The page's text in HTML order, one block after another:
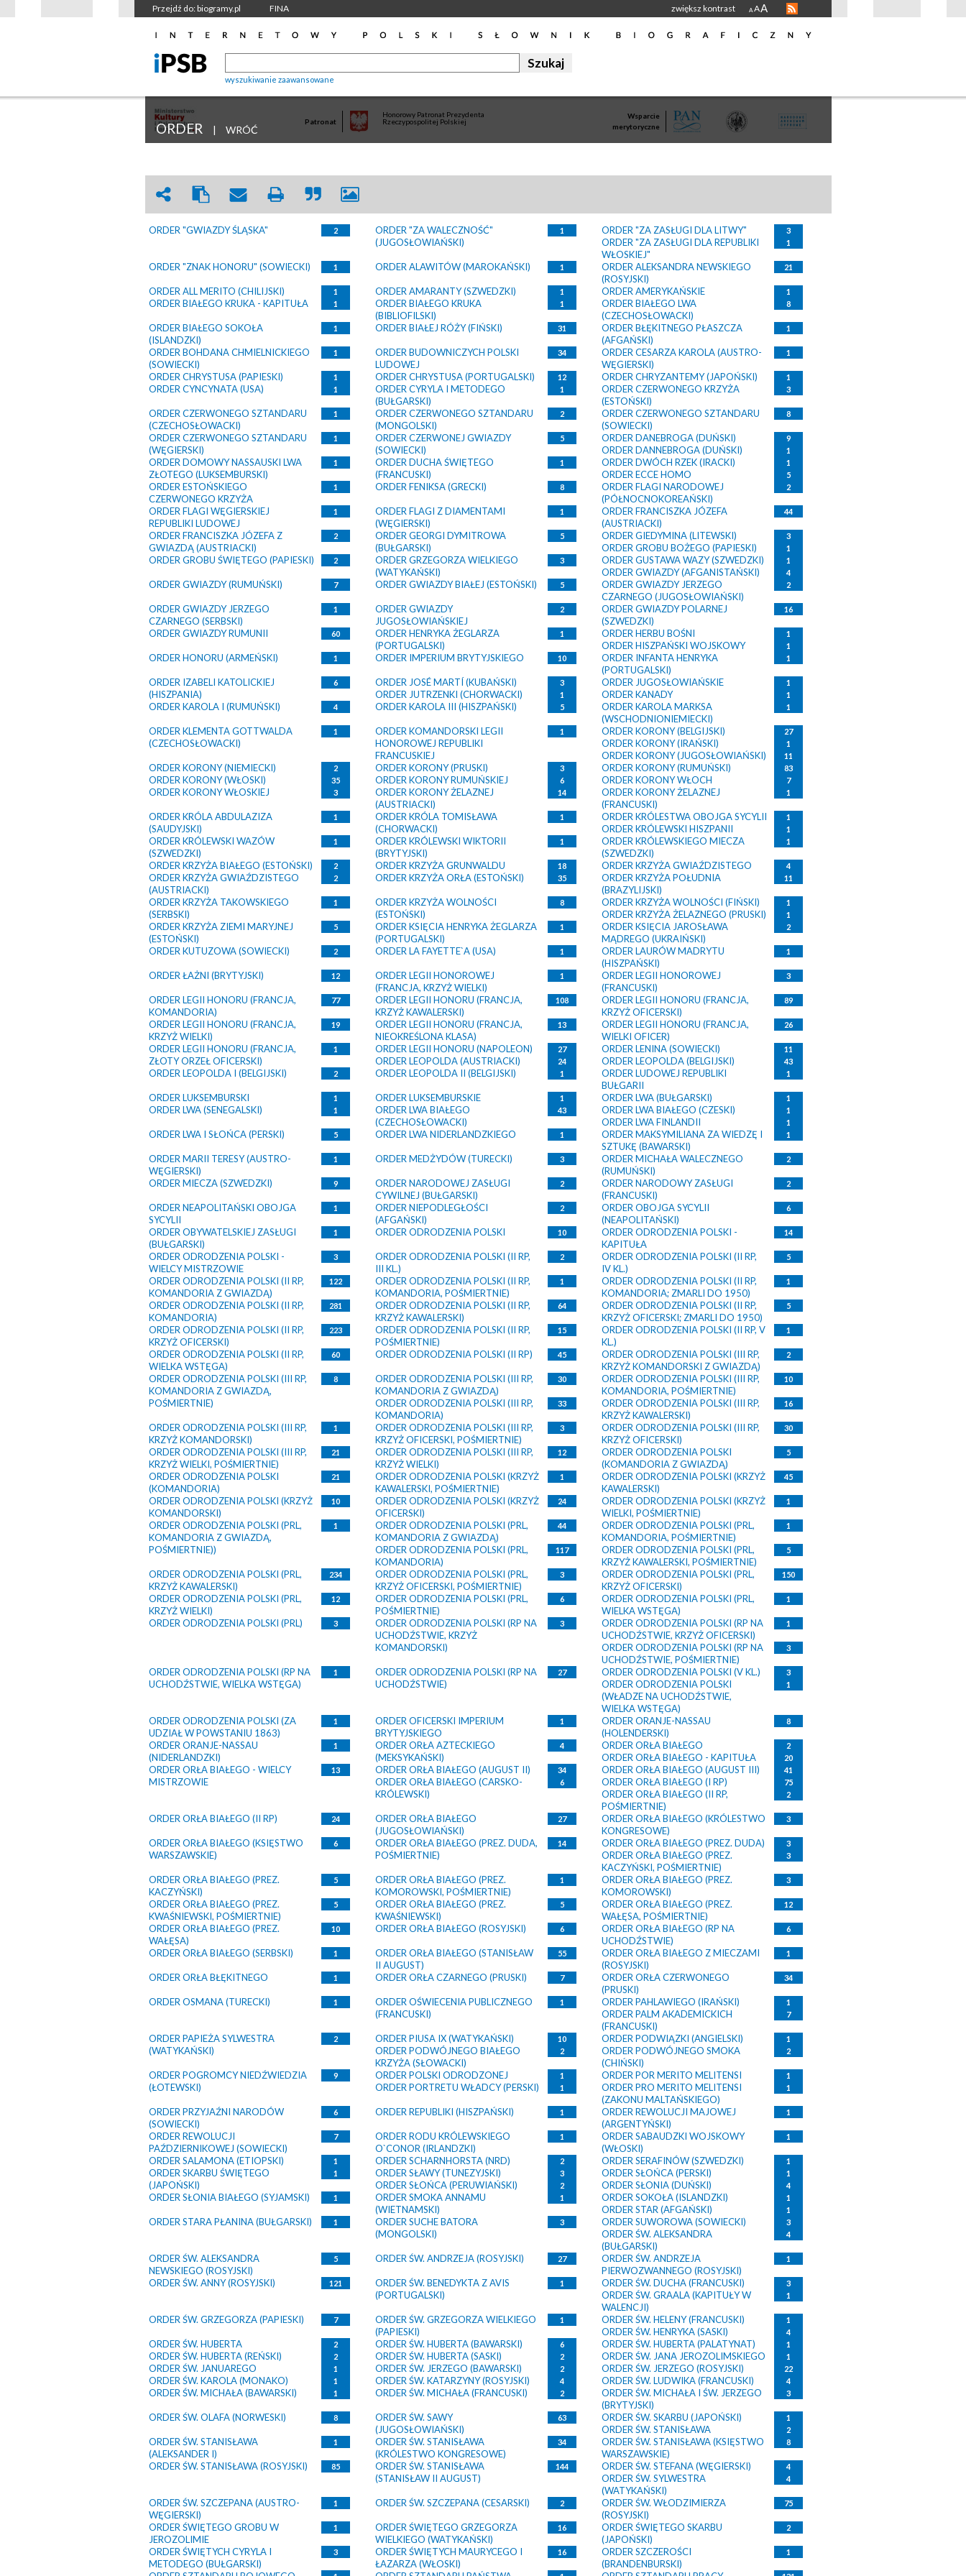
Przejdź do: biogramy.pl FINA zwiększ kontrast A AA
wyszukiwanie zaawansowane
Patronat
Honorowy Patronat Prezydenta
Rzeczypospolitej Polskiej
Wsparcie
merytoryczne
ORDER | WRÓĆ
ORDER "GWIAZDY ŚLĄSKA" 2
ORDER "ZA WALECZNOŚĆ"
(JUGOSŁOWIAŃSKI)
1 ORDER "ZA ZASŁUGI DLA LITWY" 3
ORDER "ZA ZASŁUGI DLA REPUBLIKI
WŁOSKIEJ"
1
ORDER "ZNAK HONORU" (SOWIECKI) 1 ORDER ALAWITÓW (MAROKAŃSKI) 1
ORDER ALEKSANDRA NEWSKIEGO
(ROSYJSKI)
21
ORDER ALL MERITO (CHILIJSKI) 1 ORDER AMARANTY (SZWEDZKI) 1 ORDER AMERYKAŃSKIE 1
ORDER BIAŁEGO KRUKA - KAPITUŁA 1
ORDER BIAŁEGO KRUKA
(BIBLIOFILSKI)
1
ORDER BIAŁEGO LWA
(CZECHOSŁOWACKI)
8
ORDER BIAŁEGO SOKOŁA
(ISLANDZKI)
1 ORDER BIAŁEJ RÓŻY (FIŃSKI) 31
ORDER BŁĘKITNEGO PŁASZCZA
(AFGAŃSKI)
1
ORDER BOHDANA CHMIELNICKIEGO
(SOWIECKI)
1
ORDER BUDOWNICZYCH POLSKI
LUDOWEJ
34
ORDER CESARZA KAROLA (AUSTRO-
WĘGIERSKI)
1
ORDER CHRYSTUSA (PAPIESKI) 1 ORDER CHRYSTUSA (PORTUGALSKI) 12 ORDER CHRYZANTEMY (JAPOŃSKI) 1
ORDER CYNCYNATA (USA) 1
ORDER CYRYLA I METODEGO
(BUŁGARSKI)
1
ORDER CZERWONEGO KRZYŻA
(ESTOŃSKI)
3
ORDER CZERWONEGO SZTANDARU
(CZECHOSŁOWACKI)
1
ORDER CZERWONEGO SZTANDARU
(MONGOLSKI)
2
ORDER CZERWONEGO SZTANDARU
(SOWIECKI)
8
ORDER CZERWONEGO SZTANDARU
(WĘGIERSKI)
1
ORDER CZERWONEJ GWIAZDY
(SOWIECKI)
5 ORDER DANEBROGA (DUŃSKI) 9
ORDER DANNEBROGA (DUŃSKI) 1
ORDER DOMOWY NASSAUSKI LWA
ZŁOTEGO (LUKSEMBURSKI)
1
ORDER DUCHA ŚWIĘTEGO
(FRANCUSKI)
1 ORDER DWÓCH RZEK (IRACKI) 1
ORDER ECCE HOMO 5
ORDER ESTOŃSKIEGO
CZERWONEGO KRZYŻA
1 ORDER FENIKSA (GRECKI) 8
ORDER FLAGI NARODOWEJ
(PÓŁNOCNOKOREAŃSKI)
2
ORDER FLAGI WĘGIERSKIEJ
REPUBLIKI LUDOWEJ
1
ORDER FLAGI Z DIAMENTAMI
(WĘGIERSKI)
1
ORDER FRANCISZKA JÓZEFA
(AUSTRIACKI)
44
ORDER FRANCISZKA JÓZEFA Z
GWIAZDĄ (AUSTRIACKI)
2
ORDER GEORGI DYMITROWA
(BUŁGARSKI)
5 ORDER GIEDYMINA (LITEWSKI) 3
ORDER GROBU BOŻEGO (PAPIESKI) 1
ORDER GROBU ŚWIĘTEGO (PAPIESKI) 2
ORDER GRZEGORZA WIELKIEGO
(WATYKAŃSKI)
3 ORDER GUSTAWA WAZY (SZWEDZKI) 1
ORDER GWIAZDY (AFGANISTAŃSKI) 4
ORDER GWIAZDY (RUMUŃSKI) 7 ORDER GWIAZDY BIAŁEJ (ESTOŃSKI) 5
ORDER GWIAZDY JERZEGO
CZARNEGO (JUGOSŁOWIAŃSKI)
2
ORDER GWIAZDY JERZEGO
CZARNEGO (SERBSKI)
1
ORDER GWIAZDY
JUGOSŁOWIAŃSKIEJ
2
ORDER GWIAZDY POLARNEJ
(SZWEDZKI)
16
ORDER GWIAZDY RUMUNII 60
ORDER HENRYKA ŻEGLARZA
(PORTUGALSKI)
1 ORDER HERBU BOŚNI 1
ORDER HISZPAŃSKI WOJSKOWY 1
ORDER HONORU (ARMEŃSKI) 1 ORDER IMPERIUM BRYTYJSKIEGO 10
ORDER INFANTA HENRYKA
(PORTUGALSKI)
1
ORDER IZABELI KATOLICKIEJ
(HISZPANIA)
6 ORDER JOSÉ MARTÍ (KUBAŃSKI) 3 ORDER JUGOSŁOWIAŃSKIE 1
ORDER JUTRZENKI (CHORWACKI) 1 ORDER KANADY 1
ORDER KAROLA I (RUMUŃSKI) 4 ORDER KAROLA III (HISZPAŃSKI) 5
ORDER KAROLA MARKSA
(WSCHODNIONIEMIECKI)
1
ORDER KLEMENTA GOTTWALDA
(CZECHOSŁOWACKI)
1
ORDER KOMANDORSKI LEGII
HONOROWEJ REPUBLIKI
FRANCUSKIEJ
1 ORDER KORONY (BELGIJSKI) 27
ORDER KORONY (IRAŃSKI) 1
ORDER KORONY (JUGOSŁOWIAŃSKI) 11
ORDER KORONY (NIEMIECKI) 2 ORDER KORONY (PRUSKI) 3 ORDER KORONY (RUMUŃSKI) 83
ORDER KORONY (WŁOSKI) 35 ORDER KORONY RUMUŃSKIEJ 6 ORDER KORONY WŁOCH 7
ORDER KORONY WŁOSKIEJ 3
ORDER KORONY ŻELAZNEJ
(AUSTRIACKI)
14
ORDER KORONY ŻELAZNEJ
(FRANCUSKI)
1
ORDER KRÓLA ABDULAZIZA
(SAUDYJSKI)
1
ORDER KRÓLA TOMISŁAWA
(CHORWACKI)
1 ORDER KRÓLESTWA OBOJGA SYCYLII 1
ORDER KRÓLEWSKI HISZPANII 1
ORDER KRÓLEWSKI WAZÓW
(SZWEDZKI)
1
ORDER KRÓLEWSKI WIKTORII
(BRYTYJSKI)
1
ORDER KRÓLEWSKIEGO MIECZA
(SZWEDZKI)
1
ORDER KRZYŻA BIAŁEGO (ESTOŃSKI) 2 ORDER KRZYŻA GRUNWALDU 18 ORDER KRZYŻA GWIAŹDZISTEGO 4
ORDER KRZYŻA GWIAŹDZISTEGO
(AUSTRIACKI)
2 ORDER KRZYŻA ORŁA (ESTOŃSKI) 35
ORDER KRZYŻA POŁUDNIA
(BRAZYLIJSKI)
11
ORDER KRZYŻA TAKOWSKIEGO
(SERBSKI)
1
ORDER KRZYŻA WOLNOŚCI
(ESTOŃSKI)
8 ORDER KRZYŻA WOLNOŚCI (FIŃSKI) 1
ORDER KRZYŻA ŻELAZNEGO (PRUSKI) 1
ORDER KRZYŻA ZIEMI MARYJNEJ
(ESTOŃSKI)
5
ORDER KSIĘCIA HENRYKA ŻEGLARZA
(PORTUGALSKI)
1
ORDER KSIĘCIA JAROSŁAWA
MĄDREGO (UKRAIŃSKI)
2
ORDER KUTUZOWA (SOWIECKI) 2 ORDER LA FAYETTE`A (USA) 1
ORDER LAURÓW MADRYTU
(HISZPAŃSKI)
1
ORDER ŁAŻNI (BRYTYJSKI) 12
ORDER LEGII HONOROWEJ
(FRANCJA, KRZYŻ WIELKI)
1
ORDER LEGII HONOROWEJ
(FRANCUSKI)
3
ORDER LEGII HONORU (FRANCJA,
KOMANDORIA)
77
ORDER LEGII HONORU (FRANCJA,
KRZYŻ KAWALERSKI)
108
ORDER LEGII HONORU (FRANCJA,
KRZYŻ OFICERSKI)
89
ORDER LEGII HONORU (FRANCJA,
KRZYŻ WIELKI)
19
ORDER LEGII HONORU (FRANCJA,
NIEOKREŚLONA KLASA)
13
ORDER LEGII HONORU (FRANCJA,
WIELKI OFICER)
26
ORDER LEGII HONORU (FRANCJA,
ZŁOTY ORZEŁ OFICERSKI)
1 ORDER LEGII HONORU (NAPOLEON) 27 ORDER LENINA (SOWIECKI) 11
ORDER LEOPOLDA (AUSTRIACKI) 24 ORDER LEOPOLDA (BELGIJSKI) 43
ORDER LEOPOLDA I (BELGIJSKI) 2 ORDER LEOPOLDA II (BELGIJSKI) 1
ORDER LUDOWEJ REPUBLIKI
BUŁGARII
1
ORDER LUKSEMBURSKI 1 ORDER LUKSEMBURSKIE 1 ORDER LWA (BUŁGARSKI) 1
ORDER LWA (SENEGALSKI) 1
ORDER LWA BIAŁEGO
(CZECHOSŁOWACKI)
43 ORDER LWA BIAŁEGO (CZESKI) 1
ORDER LWA FINLANDII 1
ORDER LWA I SŁOŃCA (PERSKI) 5 ORDER LWA NIDERLANDZKIEGO 1
ORDER MAKSYMILIANA ZA WIEDZĘ I
SZTUKĘ (BAWARSKI)
1
ORDER MARII TERESY (AUSTRO-
WĘGIERSKI)
1 ORDER MEDŻYDÓW (TURECKI) 3
ORDER MICHAŁA WALECZNEGO
(RUMUŃSKI)
2
ORDER MIECZA (SZWEDZKI) 9
ORDER NARODOWEJ ZASŁUGI
CYWILNEJ (BUŁGARSKI)
2
ORDER NARODOWY ZASŁUGI
(FRANCUSKI)
2
ORDER NEAPOLITAŃSKI OBOJGA
SYCYLII
1
ORDER NIEPODLEGŁOŚCI
(AFGAŃSKI)
2
ORDER OBOJGA SYCYLII
(NEAPOLITAŃSKI)
6
ORDER OBYWATELSKIEJ ZASŁUGI
(BUŁGARSKI)
1 ORDER ODRODZENIA POLSKI 10
ORDER ODRODZENIA POLSKI -
KAPITUŁA
14
ORDER ODRODZENIA POLSKI -
WIELCY MISTRZOWIE
3
ORDER ODRODZENIA POLSKI (II RP,
III KL.)
2
ORDER ODRODZENIA POLSKI (II RP,
IV KL.)
5
ORDER ODRODZENIA POLSKI (II RP,
KOMANDORIA Z GWIAZDĄ)
122
ORDER ODRODZENIA POLSKI (II RP,
KOMANDORIA, POŚMIERTNIE)
1
ORDER ODRODZENIA POLSKI (II RP,
KOMANDORIA; ZMARLI DO 1950)
1
ORDER ODRODZENIA POLSKI (II RP,
KOMANDORIA)
281
ORDER ODRODZENIA POLSKI (II RP,
KRZYŻ KAWALERSKI)
64
ORDER ODRODZENIA POLSKI (II RP,
KRZYŻ OFICERSKI; ZMARLI DO 1950)
5
ORDER ODRODZENIA POLSKI (II RP,
KRZYŻ OFICERSKI)
223
ORDER ODRODZENIA POLSKI (II RP,
POŚMIERTNIE)
15
ORDER ODRODZENIA POLSKI (II RP, V
KL.)
1
ORDER ODRODZENIA POLSKI (II RP,
WIELKA WSTĘGA)
60 ORDER ODRODZENIA POLSKI (II RP) 45
ORDER ODRODZENIA POLSKI (III RP,
KRZYŻ KOMANDORSKI Z GWIAZDĄ)
2
ORDER ODRODZENIA POLSKI (III RP,
KOMANDORIA Z GWIAZDĄ,
POŚMIERTNIE)
8
ORDER ODRODZENIA POLSKI (III RP,
KOMANDORIA Z GWIAZDĄ)
30
ORDER ODRODZENIA POLSKI (III RP,
KOMANDORIA, POŚMIERTNIE)
10
ORDER ODRODZENIA POLSKI (III RP,
KOMANDORIA)
33
ORDER ODRODZENIA POLSKI (III RP,
KRZYŻ KAWALERSKI)
16
ORDER ODRODZENIA POLSKI (III RP,
KRZYŻ KOMANDORSKI)
1
ORDER ODRODZENIA POLSKI (III RP,
KRZYŻ OFICERSKI, POŚMIERTNIE)
3
ORDER ODRODZENIA POLSKI (III RP,
KRZYŻ OFICERSKI)
30
ORDER ODRODZENIA POLSKI (III RP,
KRZYŻ WIELKI, POŚMIERTNIE)
21
ORDER ODRODZENIA POLSKI (III RP,
KRZYŻ WIELKI)
12
ORDER ODRODZENIA POLSKI
(KOMANDORIA Z GWIAZDĄ)
5
ORDER ODRODZENIA POLSKI
(KOMANDORIA)
21
ORDER ODRODZENIA POLSKI (KRZYŻ
KAWALERSKI, POŚMIERTNIE)
1
ORDER ODRODZENIA POLSKI (KRZYŻ
KAWALERSKI)
45
ORDER ODRODZENIA POLSKI (KRZYŻ
KOMANDORSKI)
10
ORDER ODRODZENIA POLSKI (KRZYŻ
OFICERSKI)
24
ORDER ODRODZENIA POLSKI (KRZYŻ
WIELKI, POŚMIERTNIE)
1
ORDER ODRODZENIA POLSKI (PRL,
KOMANDORIA Z GWIAZDĄ,
POŚMIERTNIE))
1
ORDER ODRODZENIA POLSKI (PRL,
KOMANDORIA Z GWIAZDĄ)
44
ORDER ODRODZENIA POLSKI (PRL,
KOMANDORIA, POŚMIERTNIE)
1
ORDER ODRODZENIA POLSKI (PRL,
KOMANDORIA)
117
ORDER ODRODZENIA POLSKI (PRL,
KRZYŻ KAWALERSKI, POŚMIERTNIE)
5
ORDER ODRODZENIA POLSKI (PRL,
KRZYŻ KAWALERSKI)
234
ORDER ODRODZENIA POLSKI (PRL,
KRZYŻ OFICERSKI, POŚMIERTNIE)
3
ORDER ODRODZENIA POLSKI (PRL,
KRZYŻ OFICERSKI)
150
ORDER ODRODZENIA POLSKI (PRL,
KRZYŻ WIELKI)
12
ORDER ODRODZENIA POLSKI (PRL,
POŚMIERTNIE)
6
ORDER ODRODZENIA POLSKI (PRL,
WIELKA WSTĘGA)
1
ORDER ODRODZENIA POLSKI (PRL) 3
ORDER ODRODZENIA POLSKI (RP NA
UCHODŹSTWIE, KRZYŻ
KOMANDORSKI)
3
ORDER ODRODZENIA POLSKI (RP NA
UCHODŹSTWIE, KRZYŻ OFICERSKI)
1
ORDER ODRODZENIA POLSKI (RP NA
UCHODŹSTWIE, POŚMIERTNIE)
3
ORDER ODRODZENIA POLSKI (RP NA
UCHODŹSTWIE, WIELKA WSTĘGA)
1
ORDER ODRODZENIA POLSKI (RP NA
UCHODŹSTWIE)
27 ORDER ODRODZENIA POLSKI (V KL.) 3
ORDER ODRODZENIA POLSKI
(WŁADZE NA UCHODŹSTWIE,
WIELKA WSTĘGA)
1
ORDER ODRODZENIA POLSKI (ZA
UDZIAŁ W POWSTANIU 1863)
1
ORDER OFICERSKI IMPERIUM
BRYTYJSKIEGO
1
ORDER ORANJE-NASSAU
(HOLENDERSKI)
8
ORDER ORANJE-NASSAU
(NIDERLANDZKI)
1
ORDER ORŁA AZTECKIEGO
(MEKSYKAŃSKI)
4 ORDER ORŁA BIAŁEGO 2
ORDER ORŁA BIAŁEGO - KAPITUŁA 20
ORDER ORŁA BIAŁEGO - WIELCY
MISTRZOWIE
13 ORDER ORŁA BIAŁEGO (AUGUST II) 34 ORDER ORŁA BIAŁEGO (AUGUST III) 41
ORDER ORŁA BIAŁEGO (CARSKO-
KRÓLEWSKI)
6 ORDER ORŁA BIAŁEGO (I RP) 75
ORDER ORŁA BIAŁEGO (II RP,
POŚMIERTNIE)
2
ORDER ORŁA BIAŁEGO (II RP) 24
ORDER ORŁA BIAŁEGO
(JUGOSŁOWIAŃSKI)
27
ORDER ORŁA BIAŁEGO (KRÓLESTWO
KONGRESOWE)
3
ORDER ORŁA BIAŁEGO (KSIĘSTWO
WARSZAWSKIE)
6
ORDER ORŁA BIAŁEGO (PREZ. DUDA,
POŚMIERTNIE)
14 ORDER ORŁA BIAŁEGO (PREZ. DUDA) 3
ORDER ORŁA BIAŁEGO (PREZ.
KACZYŃSKI, POŚMIERTNIE)
3
ORDER ORŁA BIAŁEGO (PREZ.
KACZYŃSKI)
5
ORDER ORŁA BIAŁEGO (PREZ.
KOMOROWSKI, POŚMIERTNIE)
1
ORDER ORŁA BIAŁEGO (PREZ.
KOMOROWSKI)
3
ORDER ORŁA BIAŁEGO (PREZ.
KWAŚNIEWSKI, POŚMIERTNIE)
5
ORDER ORŁA BIAŁEGO (PREZ.
KWAŚNIEWSKI)
5
ORDER ORŁA BIAŁEGO (PREZ.
WAŁĘSA, POŚMIERTNIE)
12
ORDER ORŁA BIAŁEGO (PREZ.
WAŁĘSA)
10 ORDER ORŁA BIAŁEGO (ROSYJSKI) 6
ORDER ORŁA BIAŁEGO (RP NA
UCHODŹSTWIE)
6
ORDER ORŁA BIAŁEGO (SERBSKI) 1
ORDER ORŁA BIAŁEGO (STANISŁAW
II AUGUST)
55
ORDER ORŁA BIAŁEGO Z MIECZAMI
(ROSYJSKI)
1
ORDER ORŁA BŁĘKITNEGO 1 ORDER ORŁA CZARNEGO (PRUSKI) 7
ORDER ORŁA CZERWONEGO
(PRUSKI)
34
ORDER OSMANA (TURECKI) 1
ORDER OŚWIECENIA PUBLICZNEGO
(FRANCUSKI)
1 ORDER PAHLAWIEGO (IRAŃSKI) 1
ORDER PALM AKADEMICKICH
(FRANCUSKI)
7
ORDER PAPIEŻA SYLWESTRA
(WATYKAŃSKI)
2 ORDER PIUSA IX (WATYKAŃSKI) 10 ORDER PODWIĄZKI (ANGIELSKI) 1
ORDER PODWÓJNEGO BIAŁEGO
KRZYŻA (SŁOWACKI)
2
ORDER PODWÓJNEGO SMOKA
(CHIŃSKI)
2
ORDER POGROMCY NIEDŹWIEDZIA
(ŁOTEWSKI)
9 ORDER POLSKI ODRODZONEJ 1 ORDER POR MERITO MELITENSI 1
ORDER PORTRETU WŁADCY (PERSKI) 1
ORDER PRO MERITO MELITENSI
(ZAKONU MALTAŃSKIEGO)
1
ORDER PRZYJAŹNI NARODÓW
(SOWIECKI)
6 ORDER REPUBLIKI (HISZPAŃSKI) 1
ORDER REWOLUCJI MAJOWEJ
(ARGENTYŃSKI)
1
ORDER REWOLUCJI
PAŹDZIERNIKOWEJ (SOWIECKI)
7
ORDER RODU KRÓLEWSKIEGO
O`CONOR (IRLANDZKI)
1
ORDER SABAUDZKI WOJSKOWY
(WŁOSKI)
1
ORDER SALAMONA (ETIOPSKI) 1 ORDER SCHARNHORSTA (NRD) 2 ORDER SERAFINÓW (SZWEDZKI) 1
ORDER SKARBU ŚWIĘTEGO
(JAPOŃSKI)
1 ORDER SŁAWY (TUNEZYJSKI) 3 ORDER SŁOŃCA (PERSKI) 1
ORDER SŁOŃCA (PERUWIAŃSKI) 2 ORDER SŁONIA (DUŃSKI) 4
ORDER SŁONIA BIAŁEGO (SYJAMSKI) 1
ORDER SMOKA ANNAMU
(WIETNAMSKI)
1 ORDER SOKOŁA (ISLANDZKI) 1
ORDER STAR (AFGAŃSKI) 1
ORDER STARA PŁANINA (BUŁGARSKI) 1
ORDER SUCHE BATORA
(MONGOLSKI)
3 ORDER SUWOROWA (SOWIECKI) 3
ORDER ŚW. ALEKSANDRA
(BUŁGARSKI)
4
ORDER ŚW. ALEKSANDRA
NEWSKIEGO (ROSYJSKI)
5 ORDER ŚW. ANDRZEJA (ROSYJSKI) 27
ORDER ŚW. ANDRZEJA
PIERWOZWANNEGO (ROSYJSKI)
1
ORDER ŚW. ANNY (ROSYJSKI) 121
ORDER ŚW. BENEDYKTA Z AVIS
(PORTUGALSKI)
1 ORDER ŚW. DUCHA (FRANCUSKI) 3
ORDER ŚW. GRAALA (KAPITUŁY W
WALENCJI)
1
ORDER ŚW. GRZEGORZA (PAPIESKI) 7
ORDER ŚW. GRZEGORZA WIELKIEGO
(PAPIESKI)
1 ORDER ŚW. HELENY (FRANCUSKI) 1
ORDER ŚW. HENRYKA (SASKI) 4
ORDER ŚW. HUBERTA 2 ORDER ŚW. HUBERTA (BAWARSKI) 6 ORDER ŚW. HUBERTA (PALATYNAT) 1
ORDER ŚW. HUBERTA (REŃSKI) 2 ORDER ŚW. HUBERTA (SASKI) 2 ORDER ŚW. JANA JEROZOLIMSKIEGO 1
ORDER ŚW. JANUAREGO 1 ORDER ŚW. JERZEGO (BAWARSKI) 2 ORDER ŚW. JERZEGO (ROSYJSKI) 22
ORDER ŚW. KAROLA (MONAKO) 1 ORDER ŚW. KATARZYNY (ROSYJSKI) 4 ORDER ŚW. LUDWIKA (FRANCUSKI) 4
ORDER ŚW. MICHAŁA (BAWARSKI) 1 ORDER ŚW. MICHAŁA (FRANCUSKI) 2
ORDER ŚW. MICHAŁA I ŚW. JERZEGO
(BRYTYJSKI)
3
ORDER ŚW. OLAFA (NORWESKI) 8
ORDER ŚW. SAWY
(JUGOSŁOWIAŃSKI)
63 ORDER ŚW. SKARBU (JAPOŃSKI) 1
ORDER ŚW. STANISŁAWA 2
ORDER ŚW. STANISŁAWA
(ALEKSANDER I)
1
ORDER ŚW. STANISŁAWA
(KRÓLESTWO KONGRESOWE)
34
ORDER ŚW. STANISŁAWA (KSIĘSTWO
WARSZAWSKIE)
8
ORDER ŚW. STANISŁAWA (ROSYJSKI) 85
ORDER ŚW. STANISŁAWA
(STANISŁAW II AUGUST)
144 ORDER ŚW. STEFANA (WĘGIERSKI) 4
ORDER ŚW. SYLWESTRA
(WATYKAŃSKI)
4
ORDER ŚW. SZCZEPANA (AUSTRO-
WĘGIERSKI)
1 ORDER ŚW. SZCZEPANA (CESARSKI) 2
ORDER ŚW. WŁODZIMIERZA
(ROSYJSKI)
75
ORDER ŚWIĘTEGO GROBU W
JEROZOLIMIE
1
ORDER ŚWIĘTEGO GRZEGORZA
WIELKIEGO (WATYKAŃSKI)
16
ORDER ŚWIĘTEGO SKARBU
(JAPOŃSKI)
2
ORDER ŚWIĘTYCH CYRYLA I
METODEGO (BUŁGARSKI)
3
ORDER ŚWIĘTYCH MAURYCEGO I
ŁAZARZA (WŁOSKI)
16
ORDER SZCZEROŚCI
(BRANDENBURSKI)
1